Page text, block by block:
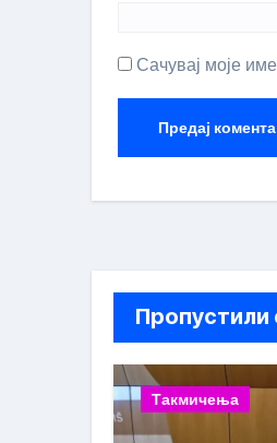
Сачувај моје
Пропустили
Такмичења